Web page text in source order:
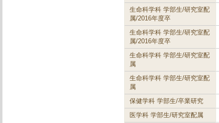
生命科学科 学部生/研究室配
属/2016年度卒
生命科学科 学部生/研究室配
属/2016年度卒
生命科学科 学部生/研究室配
属
生命科学科 学部生/研究室配
属
保健学科 学部生/卒業研究
医学科 学部生/研究室配属